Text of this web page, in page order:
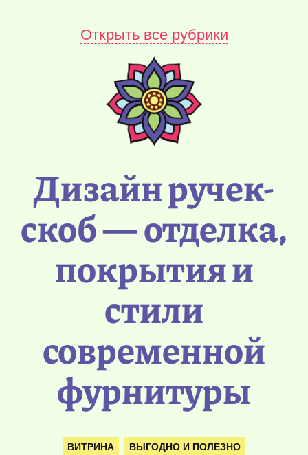
Открыть все рубрики
Дизайн ручек-
скоб — отделка,
покрытия и
стили
современной
фурнитуры
ВИТРИНА ВЫГОДНО И ПОЛЕЗНО